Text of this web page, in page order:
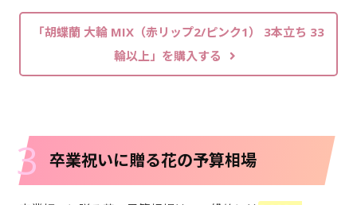
「胡蝶蘭 大輪 MIX（赤リップ2/ピンク1） 3本立ち 33
輪以上」を購入する
3 卒業祝いに贈る花の予算相場